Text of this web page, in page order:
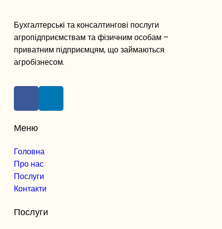
Бухгалтерські та консалтингові послуги
агропідприємствам та фізичним особам –
приватним підприємцям, що займаються
агробізнесом.
Меню
Головна
Про нас
Послуги
Контакти
Послуги